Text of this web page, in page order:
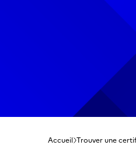
Accueil Trouver une